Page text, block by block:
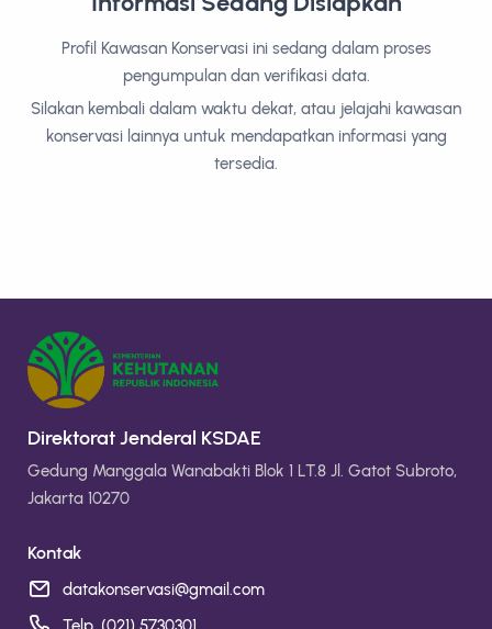
Profil Kawasan Konservasi ini sedang dalam proses
pengumpulan dan verifikasi data.
Silakan kembali dalam waktu dekat, atau jelajahi kawasan
konservasi lainnya untuk mendapatkan informasi yang
tersedia.
Direktorat Jenderal KSDAE
Gedung Manggala Wanabakti Blok 1 LT.8 Jl. Gatot Subroto,
Jakarta 10270
Kontak
datakonservasi@gmail.com